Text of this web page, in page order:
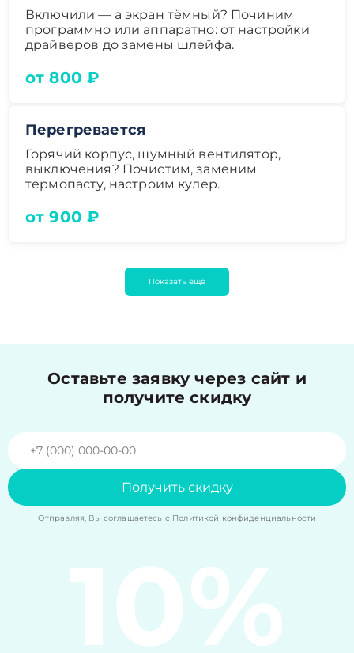
Включили — а экран тёмный? Починим
программно или аппаратно: от настройки
драйверов до замены шлейфа.
от 800 ₽
Перегревается
Горячий корпус, шумный вентилятор,
выключения? Почистим, заменим
термопасту, настроим кулер.
от 900 ₽
Показать ещё
Оставьте заявку через сайт и
получите скидку
Получить скидку
Отправляя, Вы соглашаетесь с Политикой конфиденциальности
10%